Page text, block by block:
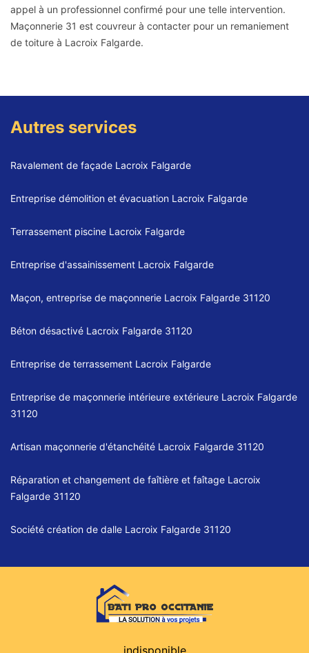
appel à un professionnel confirmé pour une telle intervention.
Maçonnerie 31 est couvreur à contacter pour un remaniement
de toiture à Lacroix Falgarde.
Autres services
Ravalement de façade Lacroix Falgarde
Entreprise démolition et évacuation Lacroix Falgarde
Terrassement piscine Lacroix Falgarde
Entreprise d'assainissement Lacroix Falgarde
Maçon, entreprise de maçonnerie Lacroix Falgarde 31120
Béton désactivé Lacroix Falgarde 31120
Entreprise de terrassement Lacroix Falgarde
Entreprise de maçonnerie intérieure extérieure Lacroix Falgarde
31120
Artisan maçonnerie d'étanchéité Lacroix Falgarde 31120
Réparation et changement de faîtière et faîtage Lacroix
Falgarde 31120
Société création de dalle Lacroix Falgarde 31120